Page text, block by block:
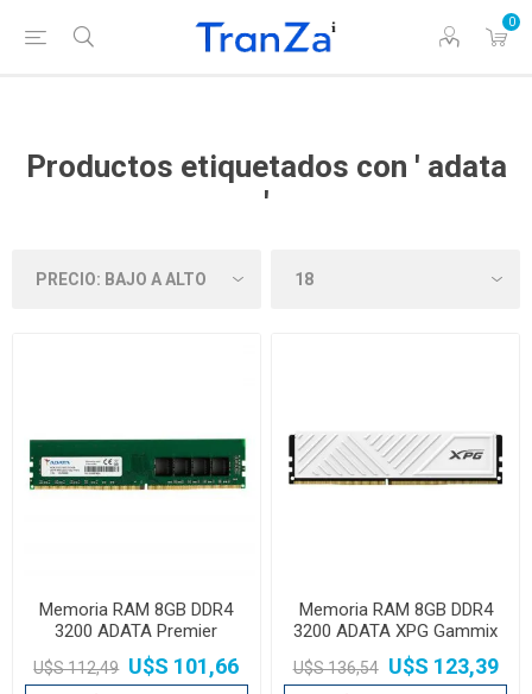
0
Productos etiquetados con ' adata
'
Memoria RAM 8GB DDR4
3200 ADATA Premier
U$S 112,49 U$S 101,66
Memoria RAM 8GB DDR4
3200 ADATA XPG Gammix
D35 White
U$S 136,54 U$S 123,39